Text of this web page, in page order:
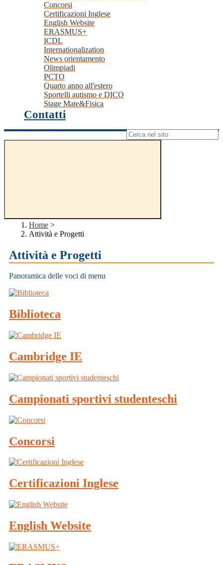
Concorsi
Certificazioni Inglese
English Website
ERASMUS+
ICDL
Internationalization
News orientamento
Olimpiadi
PCTO
Quarto anno all'estero
Sportelli autismo e DICO
Stage Mate&Fisica
Contatti
Campo di ricerca per le pagine del sito
Home >
Attività e Progetti
Attività e Progetti
Panoramica delle voci di menu
Biblioteca
Cambridge IE
Campionati sportivi studenteschi
Concorsi
Certificazioni Inglese
English Website